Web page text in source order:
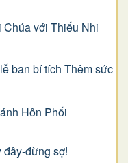
với Thiếu Nhi
ban bí tích Thêm sức
Hôn Phối
đừng sợ!